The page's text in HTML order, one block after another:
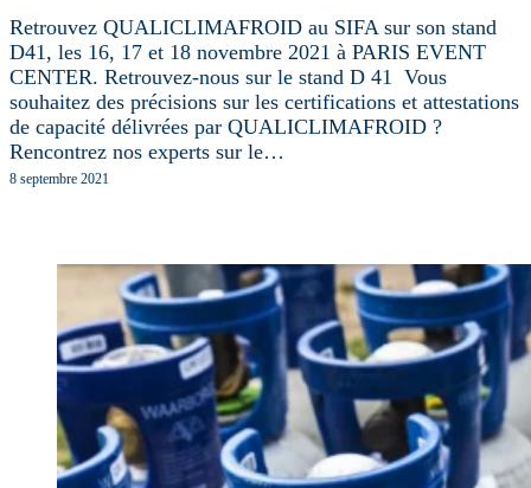
Retrouvez QUALICLIMAFROID au SIFA sur son stand
D41, les 16, 17 et 18 novembre 2021 à PARIS EVENT
CENTER. Retrouvez-nous sur le stand D 41 Vous
souhaitez des précisions sur les certifications et attestations
de capacité délivrées par QUALICLIMAFROID ?
Rencontrez nos experts sur le…
8 septembre 2021